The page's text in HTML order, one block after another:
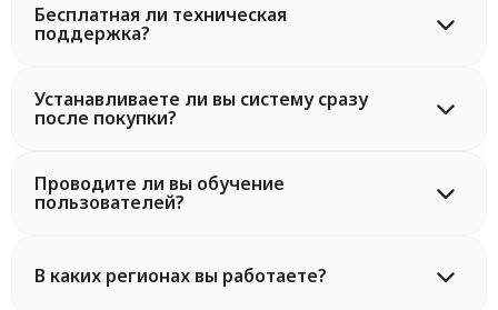
Бесплатная ли техническая
поддержка?
Устанавливаете ли вы систему сразу
после покупки?
Проводите ли вы обучение
пользователей?
В каких регионах вы работаете?